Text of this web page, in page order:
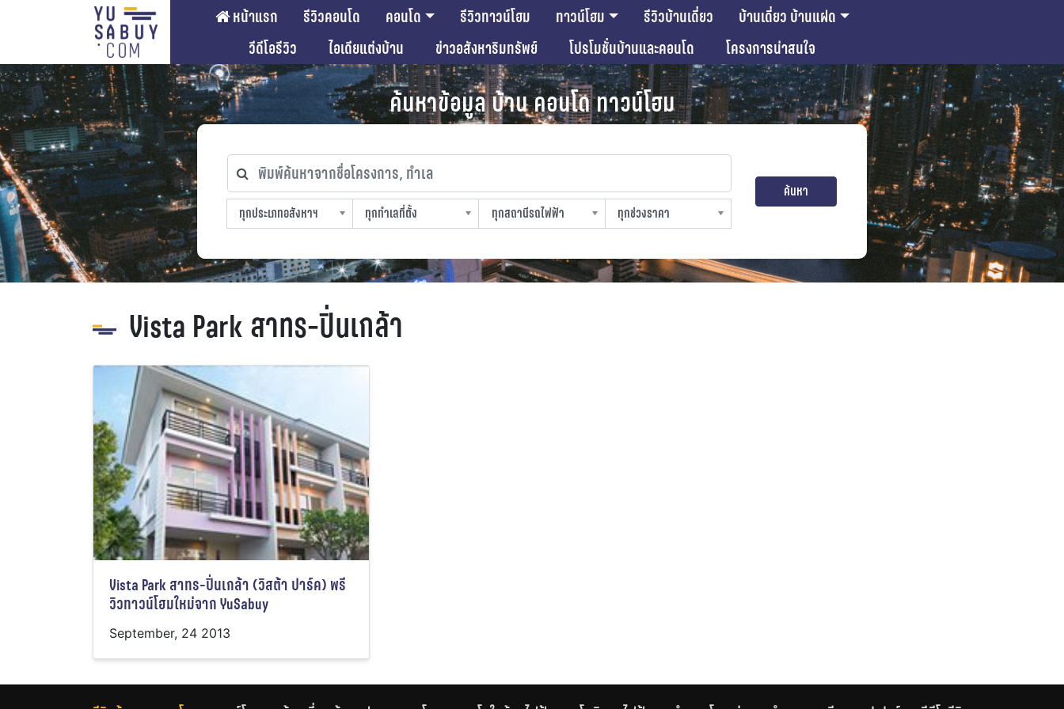
หน้าแรก รีวิวคอนโด คอนโด รีวิวทาวน์โฮม ทาวน์โฮม รีวิวบ้านเดี่ยว
บ้านเดี่ยว บ้านแฝด
วีดีโอรีวิว
ไอเดียแต่งบ้าน ข่าวอสังหาริมทรัพย์ โปรโมชั่นบ้านและคอนโด โครงการน่าสนใจ
ค้นหาข้อมูล บ้าน คอนโด ทาวน์โฮม
พิมพ์ค้นหาจากชื่อโครงการ, ทำเล
ทุกประเภทอสังหาฯ
ทุกประเภทอสังหาฯ
ทุกทำเลที่ตั้ง
ทุกทำเลที่ตั้ง
ทุกสถานีรถไฟฟ้า
ทุกสถานีรถไฟฟ้า
ทุกช่วงราคา
ทุกช่วงราคา
ค้นหา
Vista Park สาทร-ปิ่นเกล้า
Vista Park สาทร-ปิ่นเกล้า (วิสต้า ปาร์ค) พรี
วิวทาวน์โฮมใหม่จาก YuSabuy
September, 24 2013